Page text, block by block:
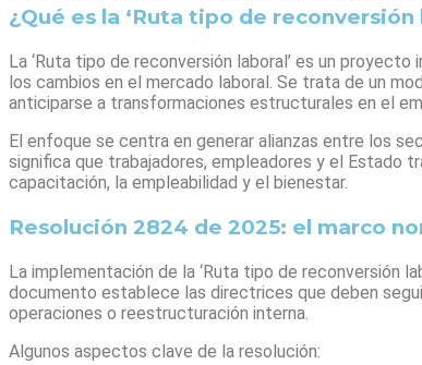
¿Qué es la ‘Ruta tipo de reconversión
La ‘Ruta tipo de reconversión laboral’ es un
los cambios en el mercado laboral. Se trata de un
anticiparse a transformaciones estructurales en el
El enfoque se centra en generar alianzas entre los
significa que trabajadores, empleadores y el Estado
capacitación, la empleabilidad y el bienestar.
Resolución 2824 de 2025: el marco
La implementación de la ‘Ruta tipo de reconversión
documento establece las directrices que deben
operaciones o reestructuración interna.
Algunos aspectos clave de la resolución: